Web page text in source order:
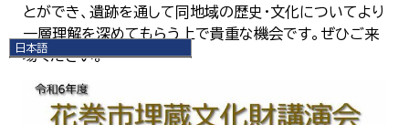
日本語
日本語
English
简体中文
とができ、遺跡を通して同地域の歴史・文化についてより
一層理解を深めてもらう上で貴重な機会です。ぜひご来
場ください。